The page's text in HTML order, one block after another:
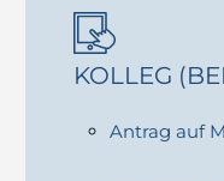
KOLLEG
Antrag auf